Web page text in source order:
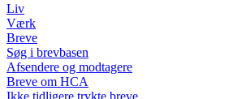
Liv
Værk
Breve
Søg i brevbasen
Afsendere og modtagere
Breve om HCA
Ikke tidligere trykte breve